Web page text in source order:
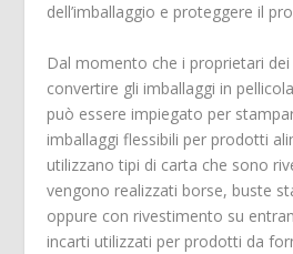
dell’imballaggio e proteggere il
Dal momento che i proprietari
convertire gli imballaggi in
può essere impiegato per
imballaggi flessibili per prodotti
utilizzano tipi di carta che sono
vengono realizzati borse, buste
oppure con rivestimento su
incarti utilizzati per prodotti da